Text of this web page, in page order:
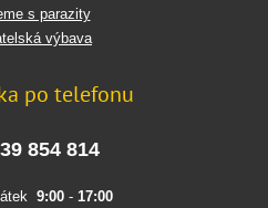
s parazity
výbava
po telefonu
854 814
9:00- 17:00